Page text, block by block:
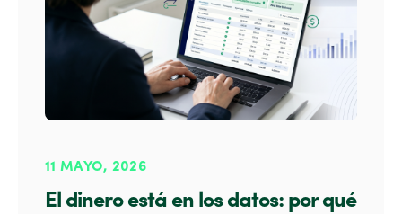
11 MAYO, 2026
El dinero está en los datos: por qué